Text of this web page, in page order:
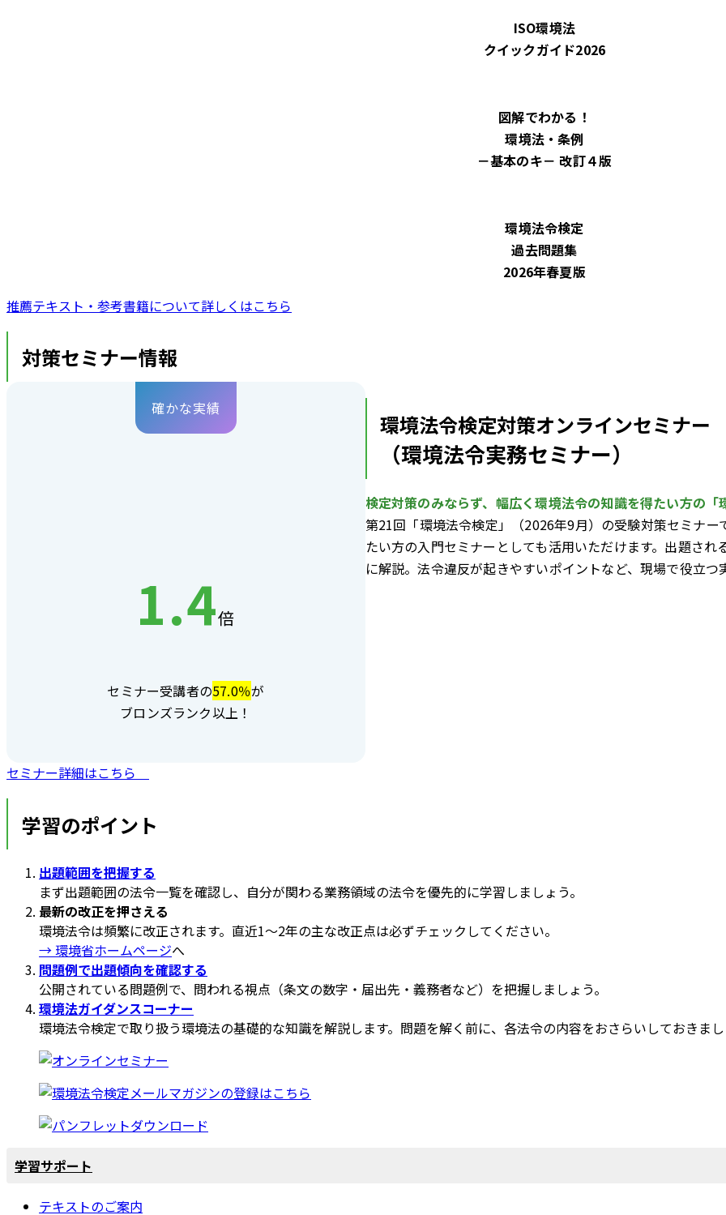
ISO環境法
クイックガイド2026
図解でわかる！
環境法・条例
－基本のキ－ 改訂４版
環境法令検定
過去問題集
2026年春夏版
推薦テキスト・参考書籍について詳しくはこちら
対策セミナー情報
確かな実績
1.4倍
セミナー受講者の57.0％が
ブロンズランク以上！
環境法令検定対策オンラインセミナー
（環境法令実務セミナー）
検定対策のみならず、幅広く環境法令の知識を得たい方の
第21回「環境法令検定」（2026年9月）の受験対策セミナ
たい方の入門セミナーとしても活用いただけます。出題さ
に解説。法令違反が起きやすいポイントなど、現場で役立
セミナー詳細はこちら
学習のポイント
出題範囲を把握する
まず出題範囲の法令一覧を確認し、自分が関わる業務領域の法令を優先的に学習しましょう。
最新の改正を押さえる
環境法令は頻繁に改正されます。直近1～2年の主な改正点は必ずチェックしてください。
→ 環境省ホームページへ
問題例で出題傾向を確認する
公開されている問題例で、問われる視点（条文の数字・届出先・義務者など）を把握しましょう。
環境法ガイダンスコーナー
環境法令検定で取り扱う環境法の基礎的な知識を解説します。問題を解く前に、各法令の内容をおさらいしておきま
学習サポート
テキストのご案内